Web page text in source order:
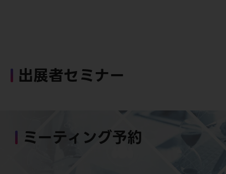
出展者セミナー
ミーティング予約